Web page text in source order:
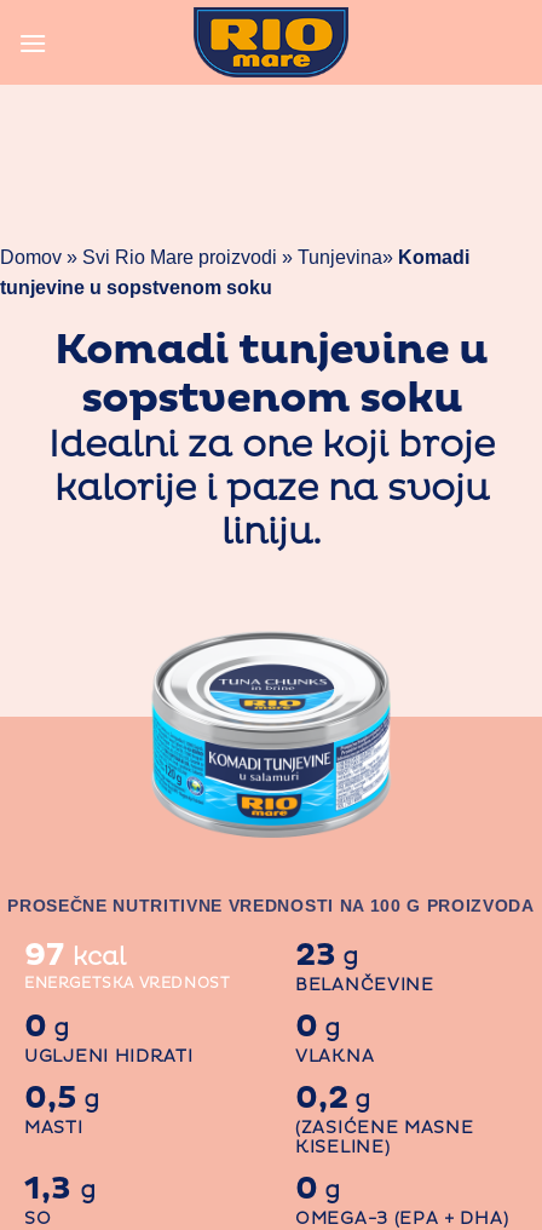
Domov » Svi Rio Mare proizvodi » Tunjevina» Komadi
tunjevine u sopstvenom soku
Komadi tunjevine u
sopstvenom soku
Idealni za one koji broje
kalorije i paze na svoju
liniju.
PROSEČNE NUTRITIVNE VREDNOSTI NA 100 G PROIZVODA
97 kcal
ENERGETSKA VREDNOST
23 g
BELANČEVINE
0 g
UGLJENI HIDRATI
0 g
VLAKNA
0,5 g
MASTI
0,2 g
(ZASIĆENE MASNE
KISELINE)
1,3 g
SO
0 g
OMEGA-3 (EPA + DHA)